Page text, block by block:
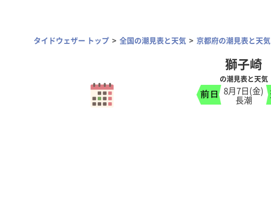
タイドウェザー トップ 全国の潮見表と天気 京都府の潮見表と天気
獅子崎
の潮見表と天気
8月7日(金)
長潮